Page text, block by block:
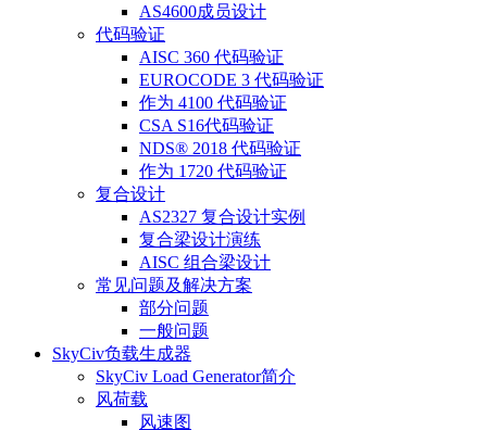
AS4600成员设计
代码验证
AISC 360 代码验证
EUROCODE 3 代码验证
作为 4100 代码验证
CSA S16代码验证
NDS® 2018 代码验证
作为 1720 代码验证
复合设计
AS2327 复合设计实例
复合梁设计演练
AISC 组合梁设计
常见问题及解决方案
部分问题
一般问题
SkyCiv负载生成器
SkyCiv Load Generator简介
风荷载
风速图